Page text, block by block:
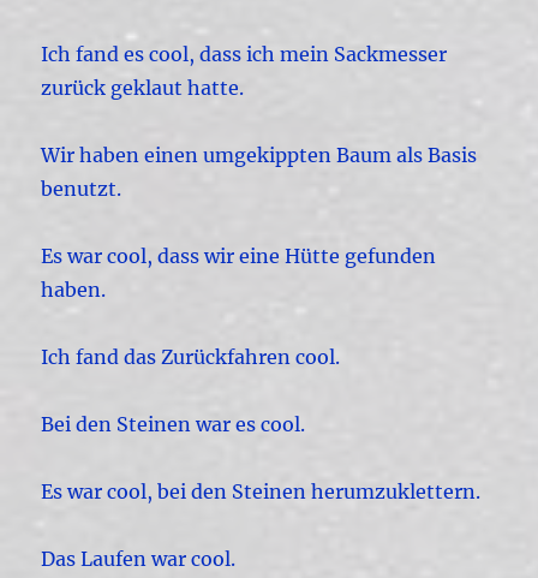
Ich fand es cool, dass ich mein Sackmesser
zurück geklaut hatte.
Wir haben einen umgekippten Baum als Basis
benutzt.
Es war cool, dass wir eine Hütte gefunden
haben.
Ich fand das Zurückfahren cool.
Bei den Steinen war es cool.
Es war cool, bei den Steinen herumzuklettern.
Das Laufen war cool.